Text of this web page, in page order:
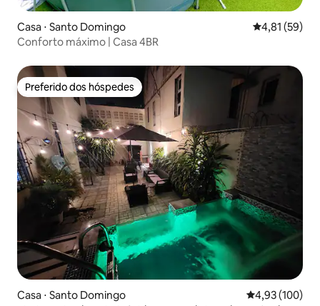
Casa ⋅ Santo Domingo 4,81 de uma
4,81 (59)
Conforto máximo | Casa 4BR
Preferido dos hóspedes
Preferido dos hóspedes
Casa ⋅ Santo Domingo 4,93 de uma
4,93 (100)